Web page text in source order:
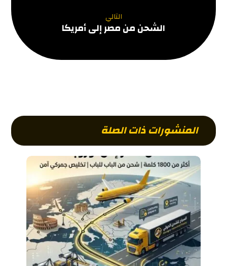
التالي
الشحن من مصر إلى أمريكا
المنشورات ذات الصلة